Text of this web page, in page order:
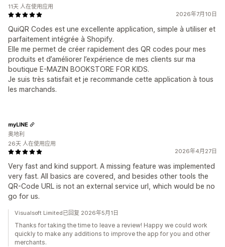
2026年7月10日
QuiQR Codes est une excellente application, simple à utiliser et
parfaitement intégrée à Shopify.
Elle me permet de créer rapidement des QR codes pour mes
produits et d’améliorer l’expérience de mes clients sur ma
boutique E-MAZIN BOOKSTORE FOR KIDS.
Je suis très satisfait et je recommande cette application à tous
les marchands.
11天 人在使用应用
2026年4月27日
Very fast and kind support. A missing feature was implemented
very fast. All basics are covered, and besides other tools the
QR-Code URL is not an external service url, which would be no
go for us.
myLINE
奥地利
26天 人在使用应用
Visualsoft Limited已回复 2026年5月1日
Thanks for taking the time to leave a review! Happy we could work
quickly to make any additions to improve the app for you and other
merchants.